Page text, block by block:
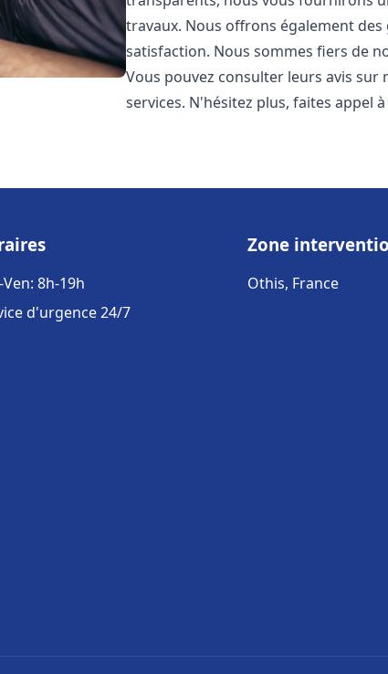
travaux. Nous offrons également
satisfaction. Nous sommes fiers de
Vous pouvez consulter leurs avis
services. N'hésitez plus, faites appel
Ven: 8h-19h
d'urgence 24/7
Zone
Othis, France